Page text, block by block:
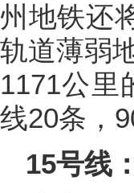
州地铁还
轨道薄弱
1171公里
线20条，
15号线：